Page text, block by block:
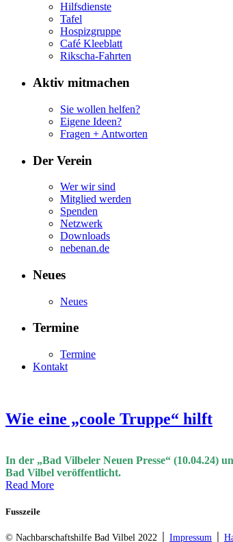
Hilfsdienste
Tafel
Hospizgruppe
Café Kleeblatt
Rikscha-Fahrten
Aktiv mitmachen
Sie wollen helfen?
Eigene Ideen?
Fragen + Antworten
Der Verein
Wer wir sind
Mitglied werden
Spenden
Netzwerk
Downloads
nebenan.de
Neues
Neues
Termine
Termine
Kontakt
Wie eine „coole Truppe“ hilft
In der „Bad Vilbeler Neuen Presse“ (10.04.24)
Bad Vilbel veröffentlicht.
Read More
Fusszeile
© Nachbarschaftshilfe Bad Vilbel 2022 │ Impressum